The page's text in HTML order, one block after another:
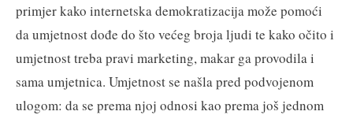
primjer kako internetska demokratizacija može pomoći
da umjetnost dođe do što većeg broja ljudi te kako očito i
umjetnost treba pravi marketing, makar ga provodila i
sama umjetnica. Umjetnost se našla pred podvojenom
ulogom: da se prema njoj odnosi kao prema još jednom